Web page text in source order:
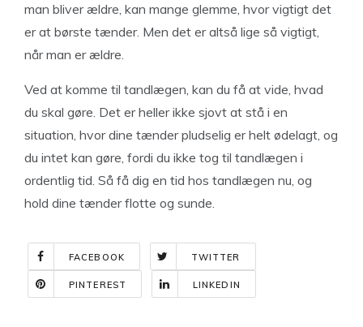
man bliver ældre, kan mange glemme, hvor vigtigt det
er at børste tænder. Men det er altså lige så vigtigt,
når man er ældre.
Ved at komme til tandlægen, kan du få at vide, hvad
du skal gøre. Det er heller ikke sjovt at stå i en
situation, hvor dine tænder pludselig er helt ødelagt, og
du intet kan gøre, fordi du ikke tog til tandlægen i
ordentlig tid. Så få dig en tid hos tandlægen nu, og
hold dine tænder flotte og sunde.
FACEBOOK TWITTER
PINTEREST LINKEDIN